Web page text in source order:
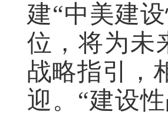
建“中美建
位，将为未
战略指引，
迎。“建设